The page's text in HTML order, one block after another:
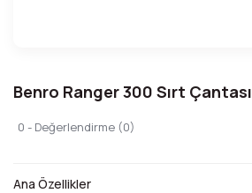
Benro Ranger 300 Sırt Çantası
0 - Değerlendirme (0)
Ana Özellikler